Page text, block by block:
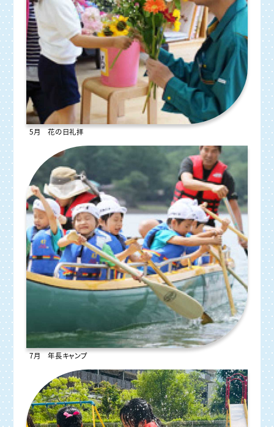
5月 花の日礼拝
7月 年長キャンプ